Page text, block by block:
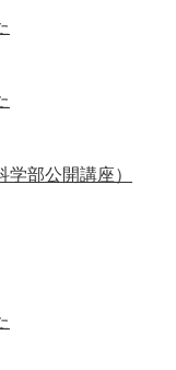
部公開講座）